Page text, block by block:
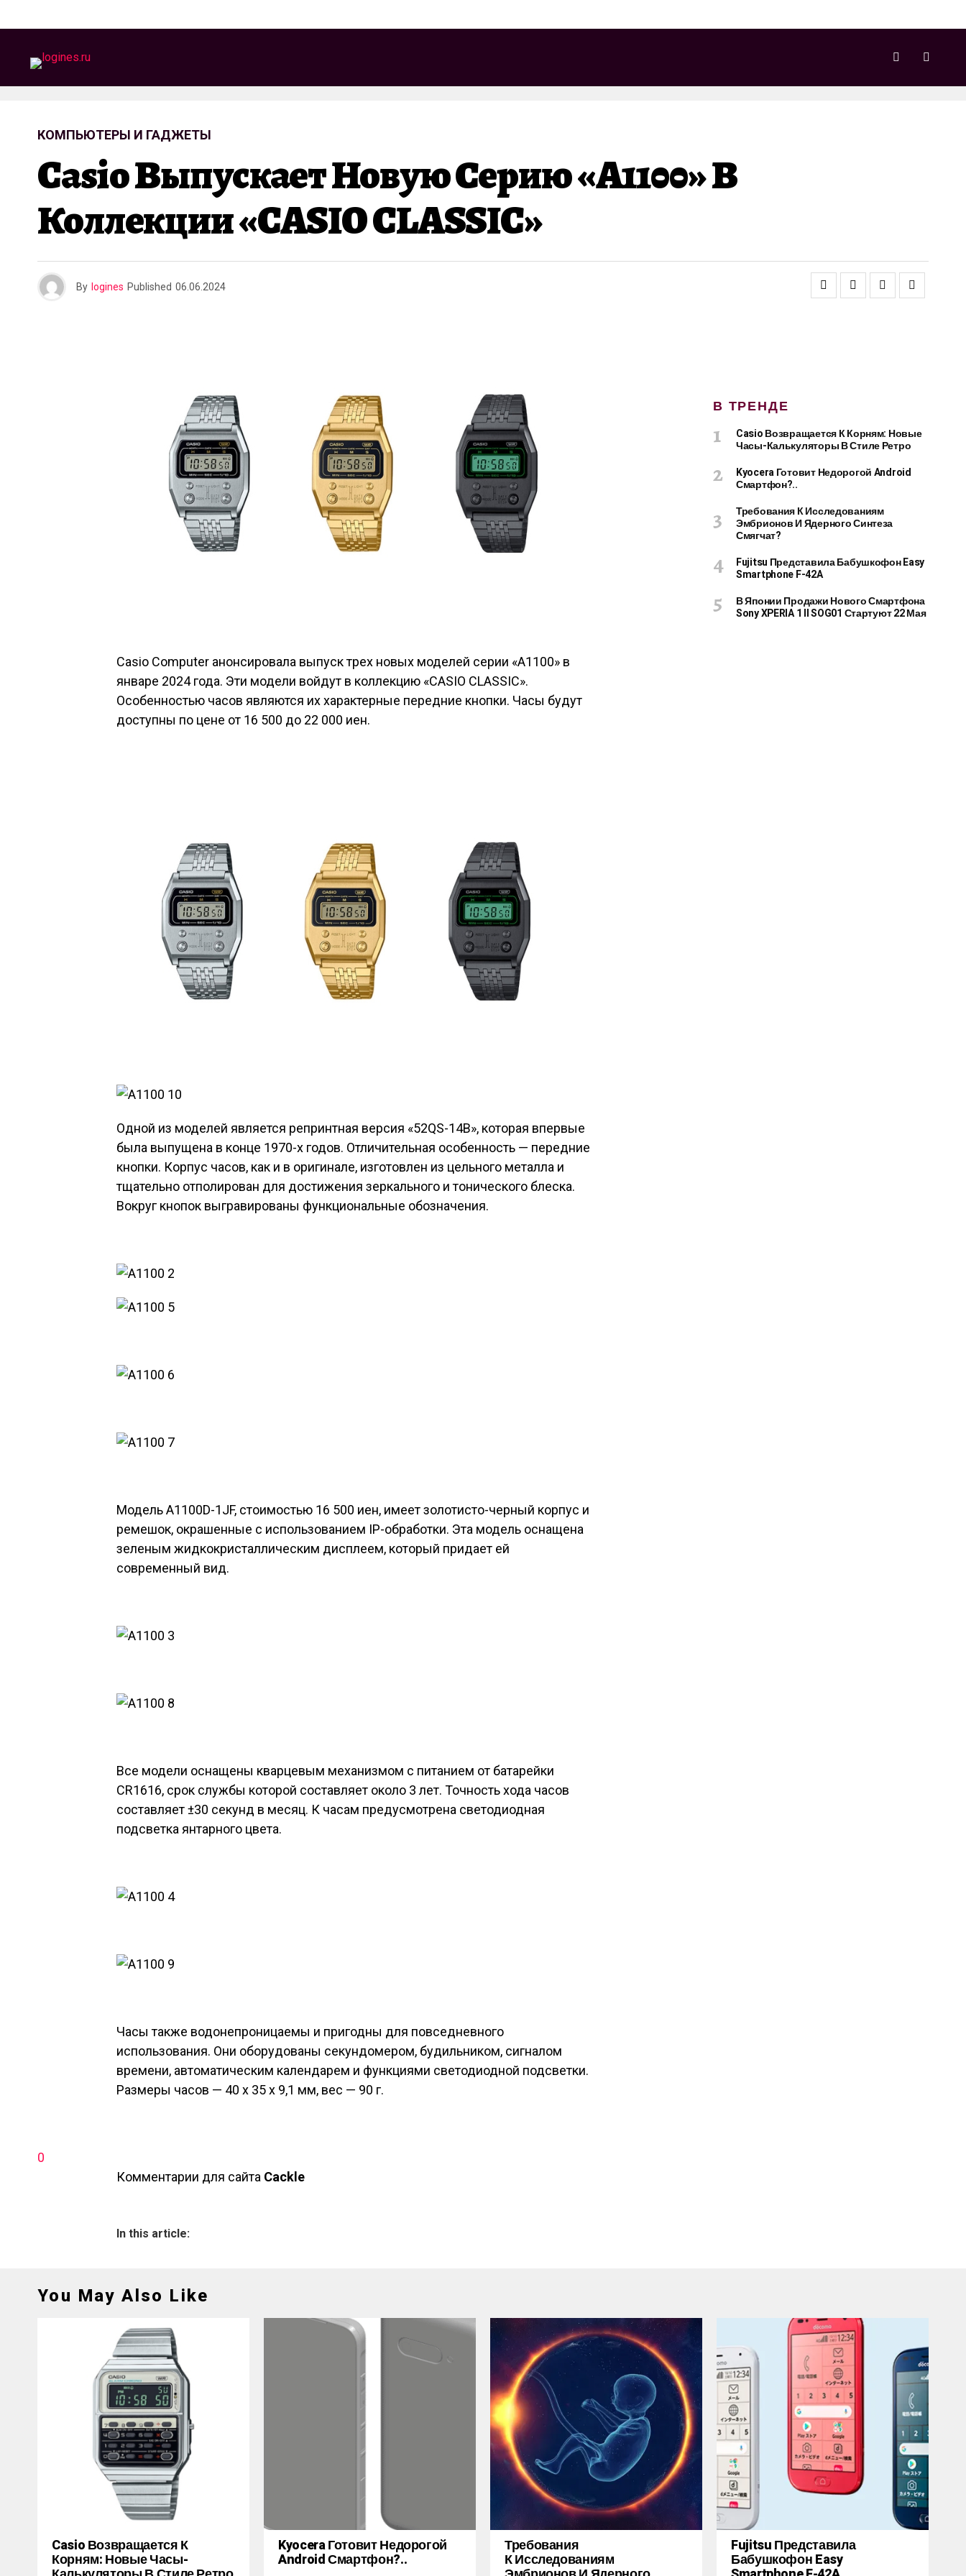
КОМПЬЮТЕРЫ И ГАДЖЕТЫ
Casio Выпускает Новую Серию «A1100» В
Коллекции «CASIO CLASSIC»
By logines Published 06.06.2024
Casio Computer анонсировала выпуск трех новых моделей серии «A1100» в
январе 2024 года. Эти модели войдут в коллекцию «CASIO CLASSIC».
Особенностью часов являются их характерные передние кнопки. Часы будут
доступны по цене от 16 500 до 22 000 иен.
Одной из моделей является репринтная версия «52QS-14B», которая впервые
была выпущена в конце 1970-х годов. Отличительная особенность — передние
кнопки. Корпус часов, как и в оригинале, изготовлен из цельного металла и
тщательно отполирован для достижения зеркального и тонического блеска.
Вокруг кнопок выгравированы функциональные обозначения.
Модель A1100D-1JF, стоимостью 16 500 иен, имеет золотисто-черный корпус и
ремешок, окрашенные с использованием IP-обработки. Эта модель оснащена
зеленым жидкокристаллическим дисплеем, который придает ей
современный вид.
Все модели оснащены кварцевым механизмом с питанием от батарейки
CR1616, срок службы которой составляет около 3 лет. Точность хода часов
составляет ±30 секунд в месяц. К часам предусмотрена светодиодная
подсветка янтарного цвета.
Часы также водонепроницаемы и пригодны для повседневного
использования. Они оборудованы секундомером, будильником, сигналом
времени, автоматическим календарем и функциями светодиодной подсветки.
Размеры часов — 40 х 35 х 9,1 мм, вес — 90 г.
0
Комментарии для сайта Cackl e
In this article:
В ТРЕНДЕ
Casio Возвращается К Корням: Новые
Часы-Калькуляторы В Стиле Ретро
Kyocera Готовит Недорогой Android
Смартфон?..
Требования К Исследованиям
Эмбрионов И Ядерного Синтеза
Смягчат?
Fujitsu Представила Бабушкофон Easy
Smartphone F-42A
В Японии Продажи Нового Смартфона
Sony XPERIA 1 II SOG01 Стартуют 22 Мая
You May Also Like
Casio Возвращается К
Корням: Новые Часы-
Kyocera Готовит Недорогой
Android Смартфон?..
Требования
К Исследованиям
Fujitsu Представила
Бабушкофон Easy